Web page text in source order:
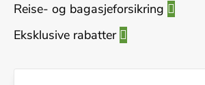
Reise- og bagasjeforsikring
Eksklusive rabatter